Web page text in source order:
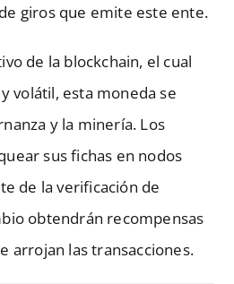
giros que emite este ente.
de la blockchain, el cual
volátil, esta moneda se
y la minería. Los
sus fichas en nodos
de la verificación de
obtendrán recompensas
arrojan las transacciones.